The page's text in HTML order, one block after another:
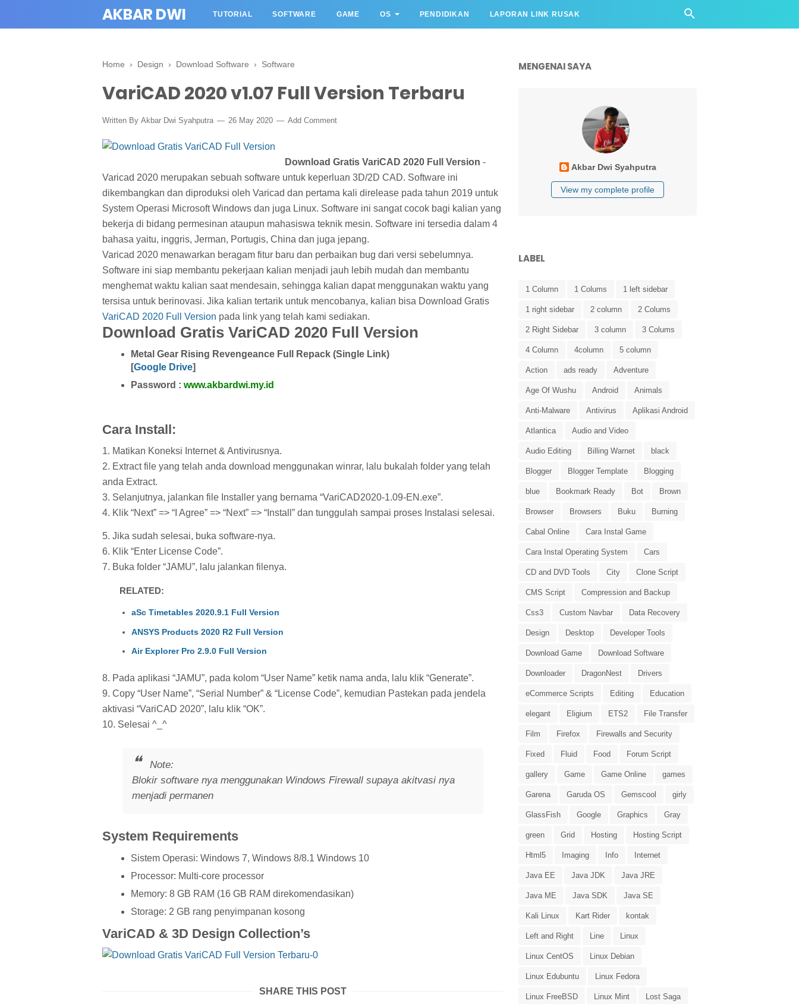
AKBAR DWI TUTORIAL SOFTWARE GAME OS PENDIDIKAN LAPORAN LINK RUSAK
Home › Design › Download Software › Software
VariCAD 2020 v1.07 Full Version Terbaru
Written By Akbar Dwi Syahputra 26 May 2020 Add Comment
Download Gratis VariCAD 2020 Full Version -
Varicad 2020 merupakan sebuah software untuk keperluan 3D/2D CAD. Software ini
dikembangkan dan diproduksi oleh Varicad dan pertama kali direlease pada tahun 2019 untuk
System Operasi Microsoft Windows dan juga Linux. Software ini sangat cocok bagi kalian yang
bekerja di bidang permesinan ataupun mahasiswa teknik mesin. Software ini tersedia dalam 4
bahasa yaitu, inggris, Jerman, Portugis, China dan juga jepang.
Varicad 2020 menawarkan beragam fitur baru dan perbaikan bug dari versi sebelumnya.
Software ini siap membantu pekerjaan kalian menjadi jauh lebih mudah dan membantu
menghemat waktu kalian saat mendesain, sehingga kalian dapat menggunakan waktu yang
tersisa untuk berinovasi. Jika kalian tertarik untuk mencobanya, kalian bisa Download Gratis
VariCAD 2020 Full Version pada link yang telah kami sediakan.
Download Gratis VariCAD 2020 Full Version
Metal Gear Rising Revengeance Full Repack (Single Link)
[Google Drive]
Password : www.akbardwi.my.id
Cara Install:
1. Matikan Koneksi Internet & Antivirusnya.
2. Extract file yang telah anda download menggunakan winrar, lalu bukalah folder yang telah
anda Extract.
3. Selanjutnya, jalankan file Installer yang bernama “VariCAD2020-1.09-EN.exe”.
4. Klik “Next” => “I Agree” => “Next” => “Install” dan tunggulah sampai proses Instalasi selesai.
5. Jika sudah selesai, buka software-nya.
6. Klik “Enter License Code”.
7. Buka folder “JAMU”, lalu jalankan filenya.
RELATED:
aSc Timetables 2020.9.1 Full Version
ANSYS Products 2020 R2 Full Version
Air Explorer Pro 2.9.0 Full Version
8. Pada aplikasi “JAMU”, pada kolom “User Name” ketik nama anda, lalu klik “Generate”.
9. Copy “User Name”, “Serial Number” & “License Code”, kemudian Pastekan pada jendela
aktivasi “VariCAD 2020”, lalu klik “OK”.
10. Selesai ^_^
Note:
Blokir software nya menggunakan Windows Firewall supaya akitvasi nya
menjadi permanen
System Requirements
Sistem Operasi: Windows 7, Windows 8/8.1 Windows 10
Processor: Multi-core processor
Memory: 8 GB RAM (16 GB RAM direkomendasikan)
Storage: 2 GB rang penyimpanan kosong
VariCAD & 3D Design Collection’s
SHARE THIS POST
MENGENAI SAYA
Akbar Dwi Syahputra
View my complete profile
LABEL
1 Column 1 Colums 1 left sidebar
1 right sidebar 2 column 2 Colums
2 Right Sidebar 3 column 3 Colums
4 Column 4column 5 column
Action ads ready Adventure
Age Of Wushu Android Animals
Anti-Malware Antivirus Aplikasi Android
Atlantica Audio and Video
Audio Editing Billing Warnet black
Blogger Blogger Template Blogging
blue Bookmark Ready Bot Brown
Browser Browsers Buku Burning
Cabal Online Cara Instal Game
Cara Instal Operating System Cars
CD and DVD Tools City Clone Script
CMS Script Compression and Backup
Css3 Custom Navbar Data Recovery
Design Desktop Developer Tools
Download Game Download Software
Downloader DragonNest Drivers
eCommerce Scripts Editing Education
elegant Eligium ETS2 File Transfer
Film Firefox Firewalls and Security
Fixed Fluid Food Forum Script
gallery Game Game Online games
Garena Garuda OS Gemscool girly
GlassFish Google Graphics Gray
green Grid Hosting Hosting Script
Html5 Imaging Info Internet
Java EE Java JDK Java JRE
Java ME Java SDK Java SE
Kali Linux Kart Rider kontak
Left and Right Line Linux
Linux CentOS Linux Debian
Linux Edubuntu Linux Fedora
Linux FreeBSD Linux Mint Lost Saga